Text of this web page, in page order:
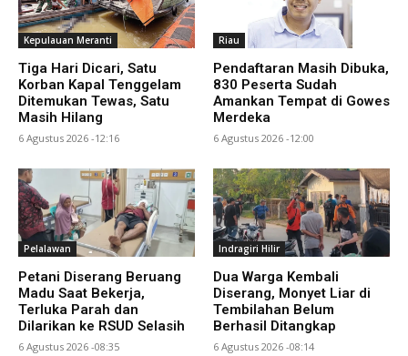
Kepulauan Meranti
Tiga Hari Dicari, Satu
Korban Kapal Tenggelam
Ditemukan Tewas, Satu
Masih Hilang
6 Agustus 2026 -12:16
Riau
Pendaftaran Masih Dibuka,
830 Peserta Sudah
Amankan Tempat di Gowes
Merdeka
6 Agustus 2026 -12:00
Pelalawan
Petani Diserang Beruang
Madu Saat Bekerja,
Terluka Parah dan
Dilarikan ke RSUD Selasih
6 Agustus 2026 -08:35
Indragiri Hilir
Dua Warga Kembali
Diserang, Monyet Liar di
Tembilahan Belum
Berhasil Ditangkap
6 Agustus 2026 -08:14